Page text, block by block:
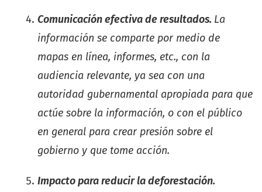
Comunicación efectiva de resultados. La
información se comparte por medio de
mapas en línea, informes, etc., con la
audiencia relevante, ya sea con una
autoridad gubernamental apropiada para que
actúe sobre la información, o con el público
en general para crear presión sobre el
gobierno y que tome acción.
Impacto para reducir la deforestación.